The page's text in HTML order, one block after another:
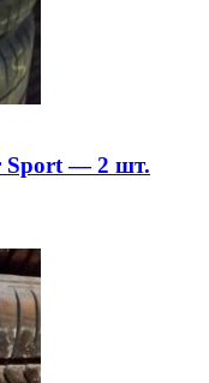
Sport — 2 шт.